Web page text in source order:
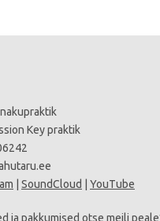
Key praktik
SoundCloud YouTube
ja pakkumised otse meili peale